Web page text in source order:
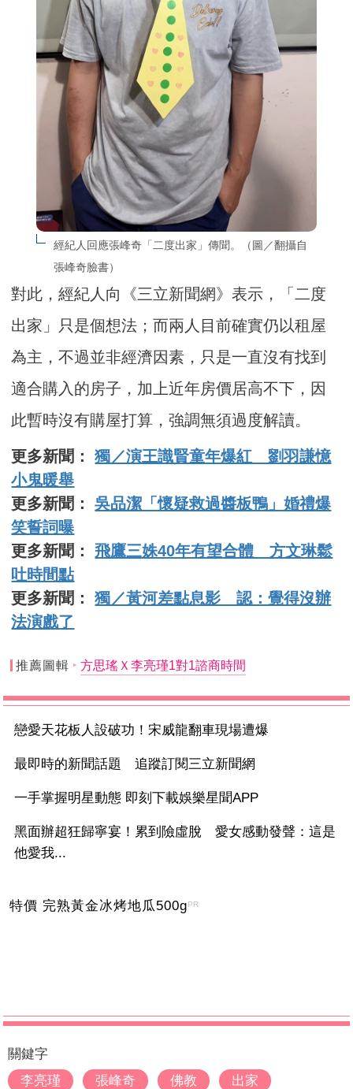
經紀人回應張峰奇「二度出家」傳聞。（圖／翻攝自
張峰奇臉書）
對此，經紀人向《三立新聞網》表示，「二度
出家」只是個想法；而兩人目前確實仍以租屋
為主，不過並非經濟因素，只是一直沒有找到
適合購入的房子，加上近年房價居高不下，因
此暫時沒有購屋打算，強調無須過度解讀。
更多新聞：獨／演王識賢童年爆紅 劉羽謙憶
小鬼暖舉
更多新聞：吳品潔「懷疑救過醬板鴨」婚禮爆
笑誓詞曝
更多新聞：飛鷹三姝40年有望合體 方文琳鬆
吐時間點
更多新聞：獨／黃河差點息影 認：覺得沒辦
法演戲了
推薦圖輯 方思瑤Ｘ李亮瑾1對1諮商時間
戀愛天花板人設破功！宋威龍翻車現場遭爆
最即時的新聞話題 追蹤訂閱三立新聞網
一手掌握明星動態 即刻下載娛樂星聞APP
黑面辦超狂歸寧宴！累到險虛脫 愛女感動發聲：這是
他愛我...
特價 完熟黃金冰烤地瓜500gPR
關鍵字
李亮瑾
張峰奇 佛教 出家